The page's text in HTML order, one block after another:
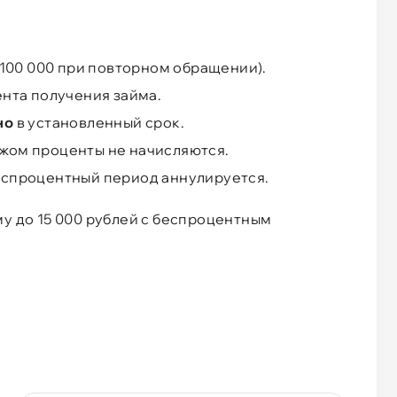
000 при повторном обращении).
получения займа.
в установленный срок.
проценты не начисляются.
период аннулируется.
до 15 000 рублей с беспроцентным